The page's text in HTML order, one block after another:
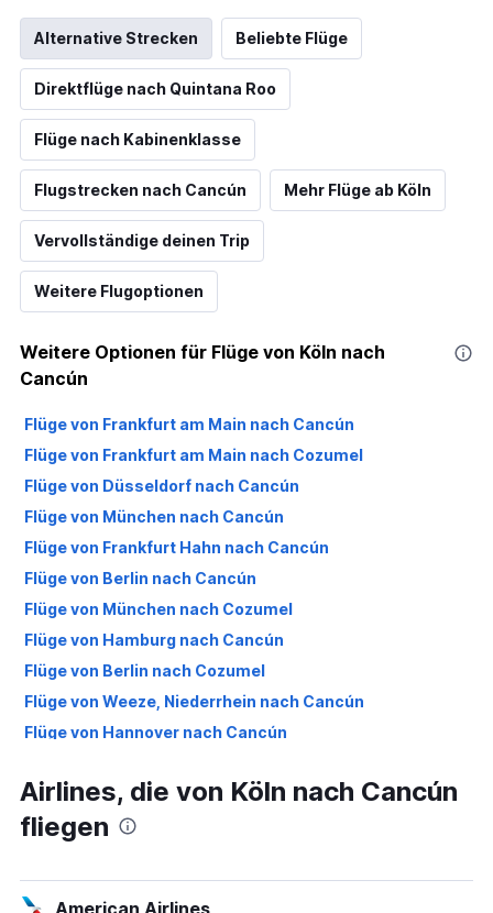
Alternative Strecken Beliebte Flüge
Direktflüge nach Quintana Roo
Flüge nach Kabinenklasse
Flugstrecken nach Cancún Mehr Flüge ab Köln
Vervollständige deinen Trip
Weitere Flugoptionen
Weitere Optionen für Flüge von Köln nach
Cancún
Flüge von Frankfurt am Main nach Cancún
Flüge von Frankfurt am Main nach Cozumel
Flüge von Düsseldorf nach Cancún
Flüge von München nach Cancún
Flüge von Frankfurt Hahn nach Cancún
Flüge von Berlin nach Cancún
Flüge von München nach Cozumel
Flüge von Hamburg nach Cancún
Flüge von Berlin nach Cozumel
Flüge von Weeze, Niederrhein nach Cancún
Flüge von Hannover nach Cancún
Flüge von Hamburg nach Cozumel
Flüge von Stuttgart nach Cancún
Flüge von Leipzig nach Cancún
Airlines, die von Köln nach Cancún
fliegen